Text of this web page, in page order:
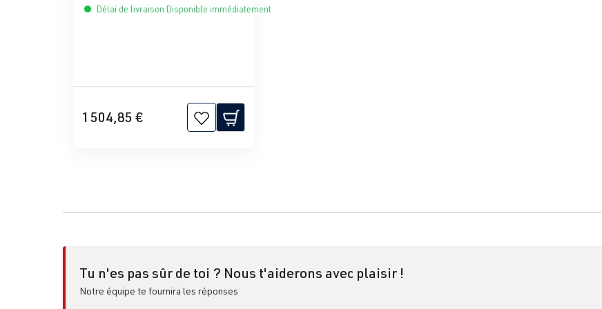
Délai de livraison Disponible immédiatement
1 504,85 €
Tu n'es pas sûr de toi ? Nous t'aiderons avec plaisir !
Notre équipe te fournira les réponses